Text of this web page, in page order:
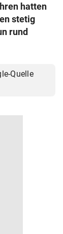
hatten
stetig
rund
Quelle